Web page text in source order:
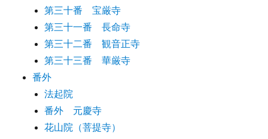
第三十番 宝厳寺
第三十一番 長命寺
第三十二番 観音正寺
第三十三番 華厳寺
番外
法起院
番外 元慶寺
花山院（菩提寺）